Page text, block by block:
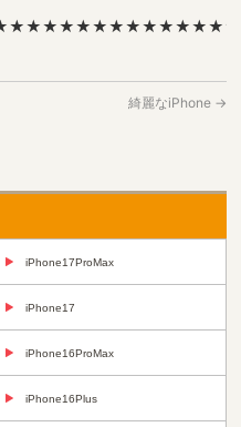
綺麗なiPhone →
iPhone17ProMax
iPhone17
iPhone16ProMax
iPhone16Plus